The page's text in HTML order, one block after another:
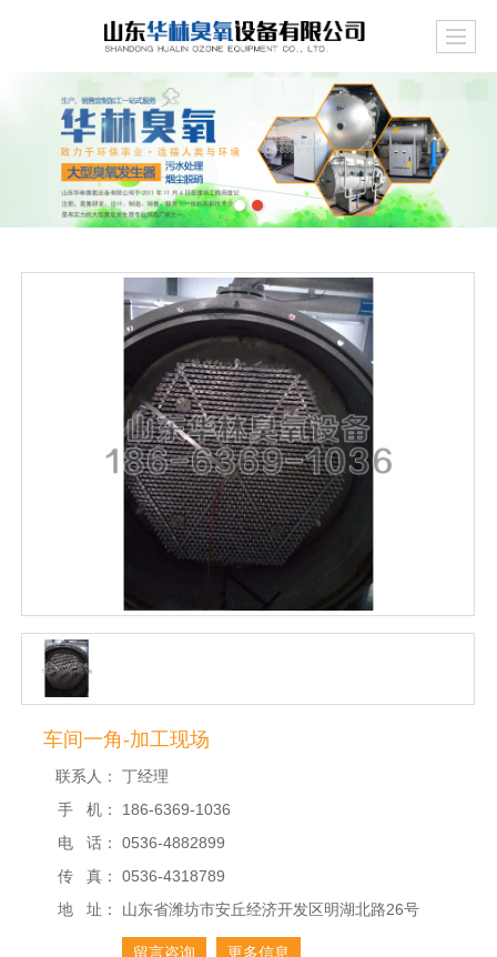
车间一角-加工现场
联系人：
丁经理
手 机：
186-6369-1036
电 话：
0536-4882899
传 真：
0536-4318789
地 址：
山东省潍坊市安丘经济开发区明湖北路26号
留言咨询 更多信息